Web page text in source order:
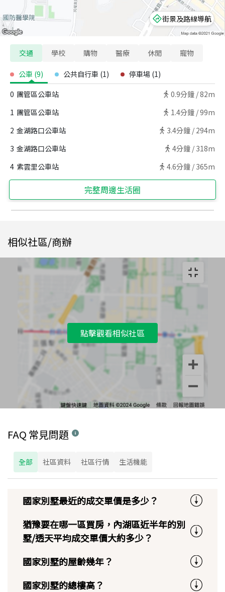
街景及路線導航
交通 學校 購物 醫療 休閒 寵物
公車 (9) 公共自行車 (1) 停車場 (1)
0 團管區公車站 0.9分鐘 /82m
1 團管區公車站 1.4分鐘 /99m
2 金湖路口公車站 3.4分鐘 / 294m
3 金湖路口公車站 4分鐘 / 318m
4 紫雲里公車站 4.6分鐘 / 365m
完整周邊生活圈
相似社區/商辦
點擊觀看相似社區
FAQ 常見問題
全部 社區資料 社區行情 生活機能
國家別墅最近的成交單價是多少？
猶豫要在哪一區買房，內湖區近半年的別
墅/透天平均成交單價大約多少？
國家別墅的屋齡幾年？
國家別墅的總樓高？